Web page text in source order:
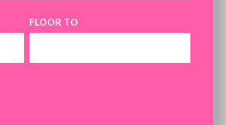
6
FLOOR TO